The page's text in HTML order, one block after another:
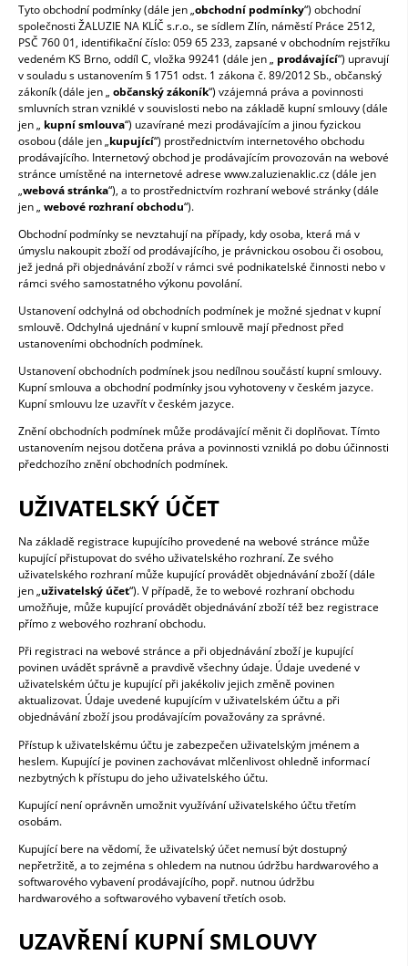
Tyto obchodní podmínky (dále jen „obchodní podmínky“) obchodní
společnosti ŽALUZIE NA KLÍČ s.r.o., se sídlem Zlín, náměstí Práce 2512,
PSČ 760 01, identifikační číslo: 059 65 233, zapsané v obchodním rejstříku
vedeném KS Brno, oddíl C, vložka 99241 (dále jen „ prodávající“) upravují
v souladu s ustanovením § 1751 odst. 1 zákona č. 89/2012 Sb., občanský
zákoník (dále jen „ občanský zákoník“) vzájemná práva a povinnosti
smluvních stran vzniklé v souvislosti nebo na základě kupní smlouvy (dále
jen „ kupní smlouva“) uzavírané mezi prodávajícím a jinou fyzickou
osobou (dále jen „kupující“) prostřednictvím internetového obchodu
prodávajícího. Internetový obchod je prodávajícím provozován na webové
stránce umístěné na internetové adrese www.zaluzienaklic.cz (dále jen
„webová stránka“), a to prostřednictvím rozhraní webové stránky (dále
jen „ webové rozhraní obchodu“).
Obchodní podmínky se nevztahují na případy, kdy osoba, která má v
úmyslu nakoupit zboží od prodávajícího, je právnickou osobou či osobou,
jež jedná při objednávání zboží v rámci své podnikatelské činnosti nebo v
rámci svého samostatného výkonu povolání.
Ustanovení odchylná od obchodních podmínek je možné sjednat v kupní
smlouvě. Odchylná ujednání v kupní smlouvě mají přednost před
ustanoveními obchodních podmínek.
Ustanovení obchodních podmínek jsou nedílnou součástí kupní smlouvy.
Kupní smlouva a obchodní podmínky jsou vyhotoveny v českém jazyce.
Kupní smlouvu lze uzavřít v českém jazyce.
Znění obchodních podmínek může prodávající měnit či doplňovat. Tímto
ustanovením nejsou dotčena práva a povinnosti vzniklá po dobu účinnosti
předchozího znění obchodních podmínek.
UŽIVATELSKÝ ÚČET
Na základě registrace kupujícího provedené na webové stránce může
kupující přistupovat do svého uživatelského rozhraní. Ze svého
uživatelského rozhraní může kupující provádět objednávání zboží (dále
jen „uživatelský účet“). V případě, že to webové rozhraní obchodu
umožňuje, může kupující provádět objednávání zboží též bez registrace
přímo z webového rozhraní obchodu.
Při registraci na webové stránce a při objednávání zboží je kupující
povinen uvádět správně a pravdivě všechny údaje. Údaje uvedené v
uživatelském účtu je kupující při jakékoliv jejich změně povinen
aktualizovat. Údaje uvedené kupujícím v uživatelském účtu a při
objednávání zboží jsou prodávajícím považovány za správné.
Přístup k uživatelskému účtu je zabezpečen uživatelským jménem a
heslem. Kupující je povinen zachovávat mlčenlivost ohledně informací
nezbytných k přístupu do jeho uživatelského účtu.
Kupující není oprávněn umožnit využívání uživatelského účtu třetím
osobám.
Kupující bere na vědomí, že uživatelský účet nemusí být dostupný
nepřetržitě, a to zejména s ohledem na nutnou údržbu hardwarového a
softwarového vybavení prodávajícího, popř. nutnou údržbu
hardwarového a softwarového vybavení třetích osob.
UZAVŘENÍ KUPNÍ SMLOUVY